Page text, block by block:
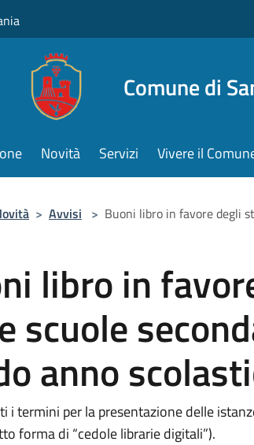
Comune di
Novità Servizi Vivere il
> Avvisi > Buoni libro in favore degli
libro in
scuole
anno
i termini per la presentazione delle
forma di “cedole librarie digitali”).